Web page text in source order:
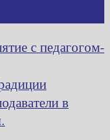
с педагогом-
в